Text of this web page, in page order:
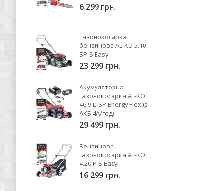
6 299 грн.
Газонокосарка
бензинова AL-KO 5.10
SP-S Easy
23 299 грн.
Акумуляторна
газонокосарка AL-KO
46.9 LI SP Energy Flex (з
АКБ 4А/год)
29 499 грн.
Бензинова
газонокосарка AL-KO
4.20 P-S Easy
16 299 грн.